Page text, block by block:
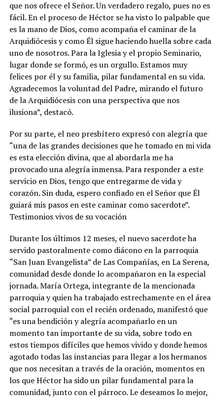
que nos ofrece el Señor. Un verdadero regalo, pues no es
fácil. En el proceso de Héctor se ha visto lo palpable que
es la mano de Dios, como acompaña el caminar de la
Arquidiócesis y como Él sigue haciendo huella sobre cada
uno de nosotros. Para la Iglesia y el propio Seminario,
lugar donde se formó, es un orgullo. Estamos muy
felices por él y su familia, pilar fundamental en su vida.
Agradecemos la voluntad del Padre, mirando el futuro
de la Arquidiócesis con una perspectiva que nos
ilusiona”, destacó.
Por su parte, el neo presbítero expresó con alegría que
“una de las grandes decisiones que he tomado en mi vida
es esta elección divina, que al abordarla me ha
provocado una alegría inmensa. Para responder a este
servicio en Dios, tengo que entregarme de vida y
corazón. Sin duda, espero confiado en el Señor que Él
guiará mis pasos en este caminar como sacerdote”.
Testimonios vivos de su vocación
Durante los últimos 12 meses, el nuevo sacerdote ha
servido pastoralmente como diácono en la parroquia
“San Juan Evangelista” de Las Compañías, en La Serena,
comunidad desde donde lo acompañaron en la especial
jornada. María Ortega, integrante de la mencionada
parroquia y quien ha trabajado estrechamente en el área
social parroquial con el recién ordenado, manifestó que
“es una bendición y alegría acompañarlo en un
momento tan importante de su vida, sobre todo en
estos tiempos difíciles que hemos vivido y donde hemos
agotado todas las instancias para llegar a los hermanos
que nos necesitan a través de la oración, momentos en
los que Héctor ha sido un pilar fundamental para la
comunidad, junto con el párroco. Le deseamos lo mejor,